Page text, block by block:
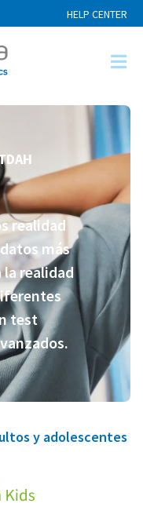
HELP CENTER
realidad
más
la realidad
test
y adolescentes